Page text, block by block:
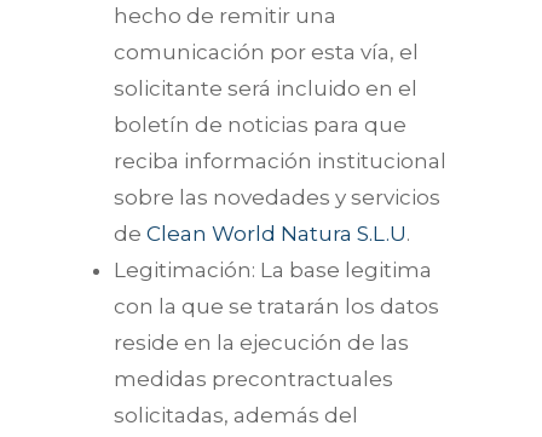
hecho de remitir una
comunicación por esta vía, el
solicitante será incluido en el
boletín de noticias para que
reciba información institucional
sobre las novedades y servicios
deClean World Natura S.L.U.
Legitimación: La base legitima
con la que se tratarán los datos
reside en la ejecución de las
medidas precontractuales
solicitadas, además del